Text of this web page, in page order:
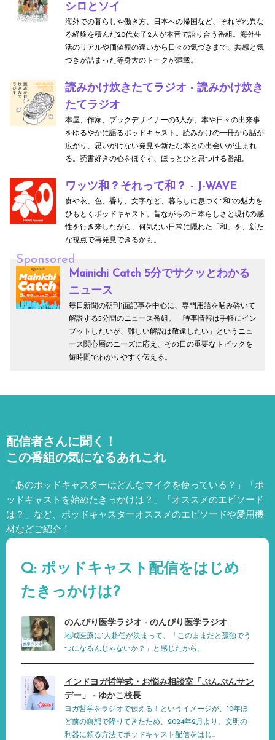
シロとソイ
海外での暮らしや働き方、日本への帰国など、それぞれ異な
る経験を積んだ20代女子2人が本音で語り合う番組。海外生
活のリアルや価値観の違いから日々の気づきまで、共感と気
づきが詰まった等身大のトークが満載。
読みかけ炊きたてラジオ - 読みかけ炊き
たてラジオ
本屋、作家、ブックデザイナーの3人が、本や日々の出来事
をゆるやかに語るポッドキャスト。読みかけの一冊から話が
広がり、思いがけない発見や新たな本との出会いが生まれ
る。読書好きの心をほぐす、ほっとひと息つける番組。
ワッツ和？それって和？ - J-WAVE
食や衣、色、香り、文字など、暮らしに息づく"和"の魅力を
ひもとくポッドキャスト。昔ながらの日本らしさと現代の感
性を行き来しながら、何気ない日常に隠れた「和」を、新た
な視点で再発見できるかも。
Sponsored
Mainichi Catch 5分でサクッとわかる
ニュース
毎日新聞の朝刊1面記事を中心に、専門用語を噛み砕いて
解説する5分間のニュース番組。「時事情報は手軽にイン
プットしたいが、難しい解説は敬遠したい」というニュ
ース関心層のニーズに応え、その日の重要なトピックを
短時間でわかりやすく伝える。
配信者さんに聞く！
この番組の気になるあれこれ
「あのポッドキャスターはどんなマイクを使っている？」「ポ
ッドキャストを始めたきっかけは？」「オススメのエピソード
は？」など、 ポッドキャスターオススメのエピソードや愛用機
材などご紹介！
Q: ポッドキャスト配信をはじめ
たきっかけは?
のんびり医学ラジオ - のんびり医学ラジオ
地域医療に1人赴任が決まって、「このままだと孤独でう
つになるんじゃないか？」と感じたから。
インドヨガ哲学式・お悩み相談室「ぷんぷんサン
デー」 - ゆかこ校長
ヨガ哲学をラジオで伝える！というイメージが、10年ほ
ど前の瞑想で降りてきたため、2024年2月より、文明の
利器に頼る方法でポッドキャスト配信をはじ...